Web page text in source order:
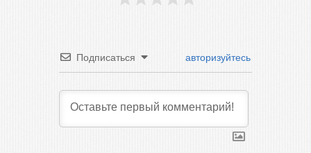
Подписаться авторизуйтесь